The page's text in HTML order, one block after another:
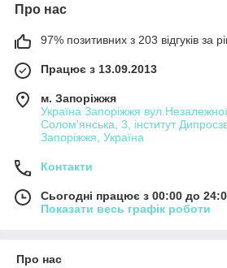
Про нас
97% позитивних з 203 відгуків за
Працює з 13.09.2013
м. Запоріжжя
Україна Запоріжжя
Солом'янська, 3, інститут
Запоріжжя, Україна
Контакти
Сьогодні працює з 00:00 до
Показати весь графік роботи
Про нас